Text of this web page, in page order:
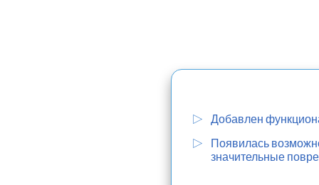
Добавлен
Появилась
значительные